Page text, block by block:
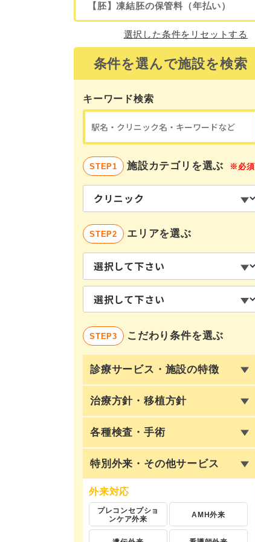
【胚】凍結胚の保管料（年払い）
選択した条件をリセットする
条件を選んで施設を検索
キーワード検索
STEP1 施設カテゴリを選ぶ ※必須
STEP2 エリアを選ぶ
STEP3 こだわり条件を選ぶ
診療サービス・施設の特徴
治療方針・移植方針
各種検査・手術
特別外来・その他サービス
外来対応
プレコンセプショ
ンケア外来
AMH外来